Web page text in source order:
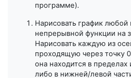
программе).
Нарисовать график любой
непрерывной функции на
Нарисовать каждую из
проходящую через точку
она находится в
либо в нижней/левой